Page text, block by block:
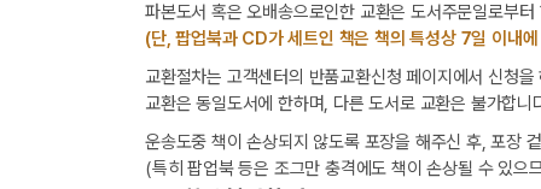
파본도서 혹은 오배송으로인한 교환은 도서주문일로부
(단, 팝업북과 CD가 세트인 책은 책의 특성상 7일 이내
교환절차는 고객센터의 반품교환신청 페이지에서 신청
교환은 동일도서에 한하며, 다른 도서로 교환은 불가합니
운송도중 책이 손상되지 않도록 포장을 해주신 후, 포장
(특히 팝업북 등은 조그만 충격에도 책이 손상될 수 있으